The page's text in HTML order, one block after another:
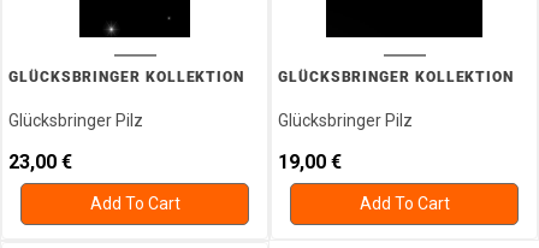
GLÜCKSBRINGER KOLLEKTION
Glücksbringer Pilz
23,00 €
Add To Cart
GLÜCKSBRINGER KOLLEKTION
Glücksbringer Pilz
19,00 €
Add To Cart